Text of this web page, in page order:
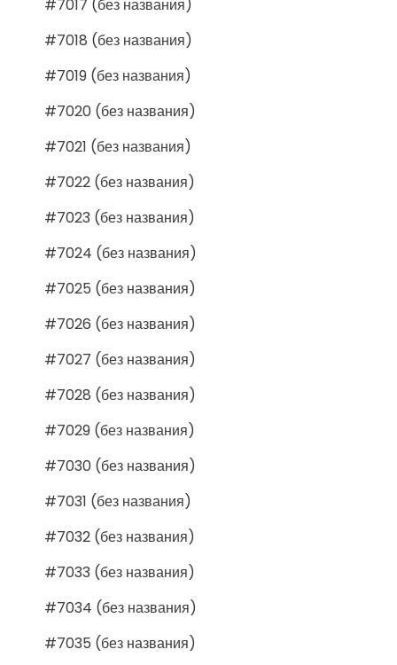
#7017 (без названия)
#7018 (без названия)
#7019 (без названия)
#7020 (без названия)
#7021 (без названия)
#7022 (без названия)
#7023 (без названия)
#7024 (без названия)
#7025 (без названия)
#7026 (без названия)
#7027 (без названия)
#7028 (без названия)
#7029 (без названия)
#7030 (без названия)
#7031 (без названия)
#7032 (без названия)
#7033 (без названия)
#7034 (без названия)
#7035 (без названия)